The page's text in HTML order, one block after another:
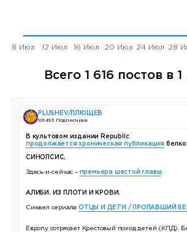
Всего 1 616 постов в
PLUSHEV/ПЛЮЩЕВ
101 493 Подписчика
В культовом издании Republic
продолжается хроническая публикация
СИНОПСИС.
Здесь-и-сейчас – премьера шестой главы
АЛИБИ. ИЗ ПЛОТИ И КРОВИ.
Сиквел сериала ОТЦЫ И ДЕТИ / ПРОПАВШИЙ
Европу сотрясает Крестовый поход детей (КПД).